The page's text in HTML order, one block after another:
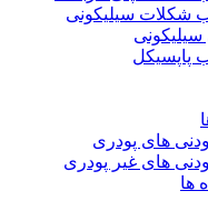
شکلات سیلیکونی
پاپسیکل
های پودری
های غیر پودری
ها